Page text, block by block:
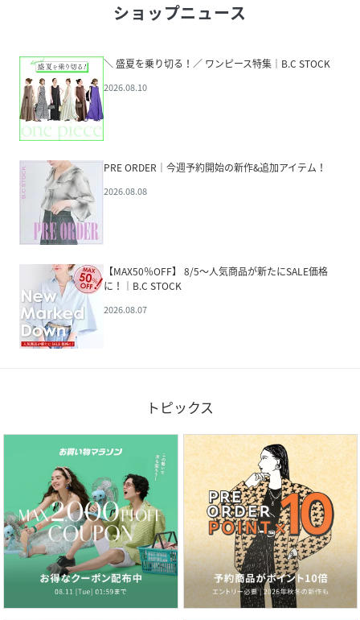
ショップニュース
＼ 盛夏を乗り切る！／ ワンピース特集｜B.C STOCK
2026.08.10
PRE ORDER｜今週予約開始の新作&追加アイテム！
2026.08.08
【MAX50％OFF】 8/5～人気商品が新たにSALE価格
に！｜B.C STOCK
2026.08.07
トピックス